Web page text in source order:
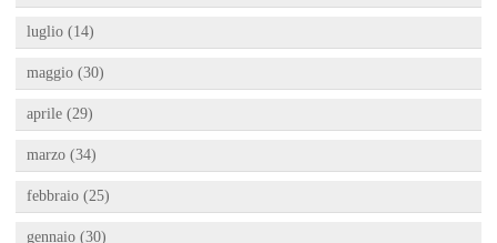
luglio (14)
maggio (30)
aprile (29)
marzo (34)
febbraio (25)
gennaio (30)